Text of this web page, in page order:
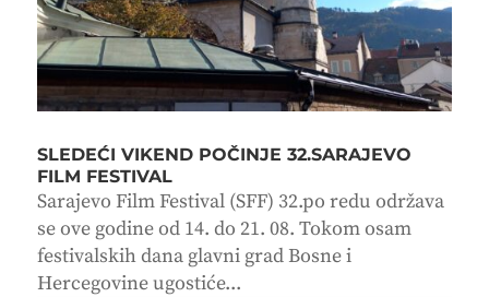
SLEDEĆI VIKEND POČINJE 32.SARAJEVO
FILM FESTIVAL
Sarajevo Film Festival (SFF) 32.po redu održava
se ove godine od 14. do 21. 08. Tokom osam
festivalskih dana glavni grad Bosne i
Hercegovine ugostiće...